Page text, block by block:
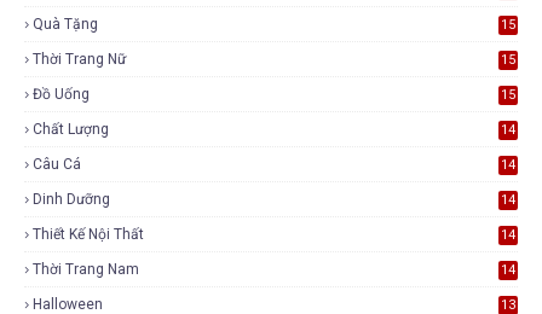
Quà Tặng 15
Thời Trang Nữ 15
Đồ Uống 15
Chất Lượng 14
Câu Cá 14
Dinh Dưỡng 14
Thiết Kế Nội Thất 14
Thời Trang Nam 14
Halloween 13